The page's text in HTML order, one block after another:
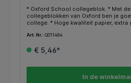
* Oxford School collegeblok. * Met
collegeblokken van Oxford ben je
college. * Hoge kwaliteit papier, extra
vulpen. * Uitscheurbare vellen met
scan je je gemaakte aantekeningen
Art. Nr.: Q011484
€ 5,46*
In de